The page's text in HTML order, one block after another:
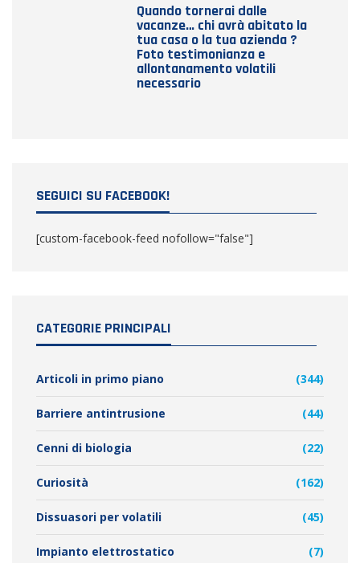
Quando tornerai dalle
vacanze… chi avrà abitato la
tua casa o la tua azienda ?
Foto testimonianza e
allontanamento volatili
necessario
SEGUICI SU FACEBOOK!
[custom-facebook-feed nofollow="false"]
CATEGORIE PRINCIPALI
Articoli in primo piano (344)
Barriere antintrusione (44)
Cenni di biologia (22)
Curiosità (162)
Dissuasori per volatili (45)
Impianto elettrostatico (7)